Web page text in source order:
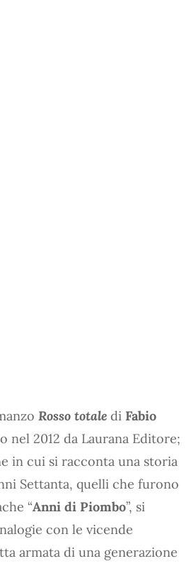
Rosso totale di Fabio
nel 2012 da Laurana Editore;
in cui si racconta una storia
Settanta, quelli che furono
“Anni di Piombo”, si
con le vicende
armata di una generazione